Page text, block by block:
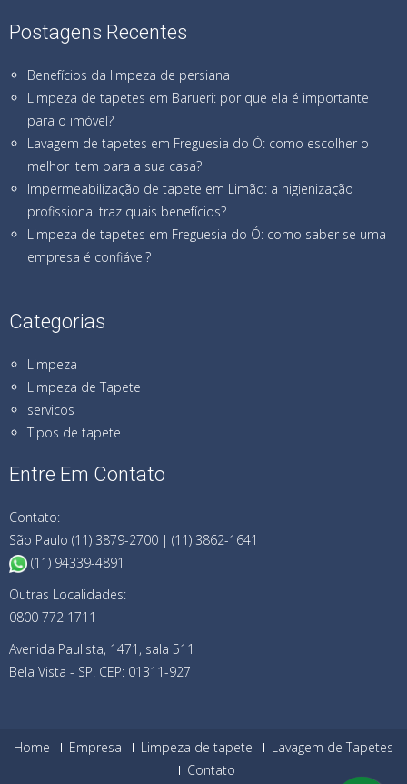
Postagens Recentes
Benefícios da limpeza de persiana
Limpeza de tapetes em Barueri: por que ela é importante
para o imóvel?
Lavagem de tapetes em Freguesia do Ó: como escolher o
melhor item para a sua casa?
Impermeabilização de tapete em Limão: a higienização
profissional traz quais benefícios?
Limpeza de tapetes em Freguesia do Ó: como saber se uma
empresa é confiável?
Categorias
Limpeza
Limpeza de Tapete
servicos
Tipos de tapete
Entre Em Contato
Contato:
São Paulo (11) 3879-2700 | (11) 3862-1641
(11) 94339-4891
Outras Localidades:
0800 772 1711
Avenida Paulista, 1471, sala 511
Bela Vista - SP. CEP: 01311-927
Home Empresa Limpeza de tapete
Lavagem de Tapetes
Contato